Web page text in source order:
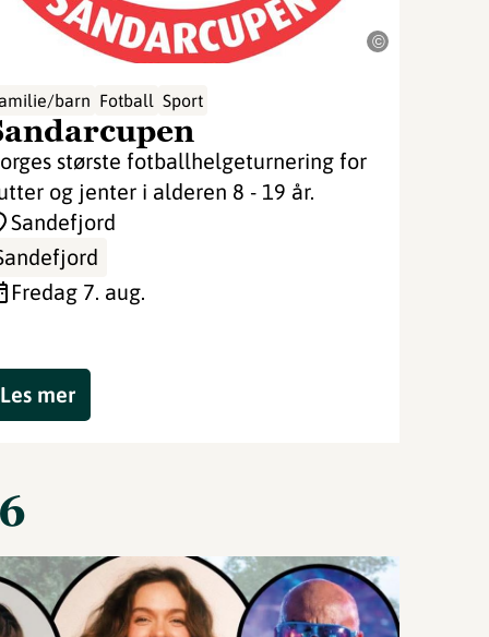
©
barn Fotball Sport
største fotballhelgeturnering for
og jenter i alderen 8 - 19 år.
Sandefjord
fredag 7. aug.
Les mer